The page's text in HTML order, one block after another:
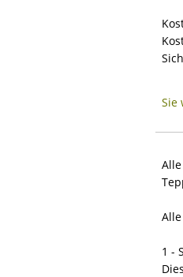
Sie
1 -